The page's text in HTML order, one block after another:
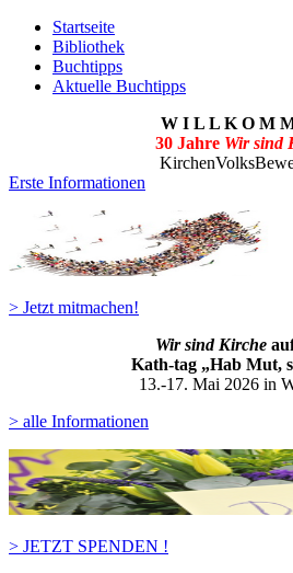
Startseite
Bibliothek
Buchtipps
Aktuelle Buchtipps
W I L L K O M
30 Jahre Wir sind
Erste Informationen
> Jetzt mitmachen!
Wir sind Kirche
Kath-tag „Hab Mut,
13.-17. Mai 2026 in
> alle Informationen
> JETZT SPENDEN !